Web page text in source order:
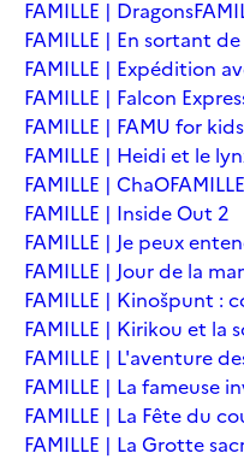
FAMILLE | Dragons
FAMILLE | En sortant
FAMILLE | Expédition
FAMILLE | Falcon
FAMILLE | FAMU for kids
FAMILLE | Heidi et le
FAMILLE | ChaO
FAMILLE | Inside Out 2
FAMILLE | Je peux
FAMILLE | Jour de la
FAMILLE | Kinošpunt :
FAMILLE | Kirikou et la
FAMILLE | L'aventure
FAMILLE | La fameuse
FAMILLE | La Fête du
FAMILLE | La Grotte